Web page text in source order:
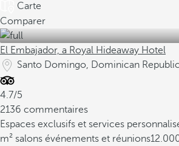
Carte
Comparer
El Embajador, a Royal Hideaway Hotel
Santo Domingo, Dominican Republic
4.7/5
2136 commentaires
Espaces exclusifs et services
m² salons événements et réunions